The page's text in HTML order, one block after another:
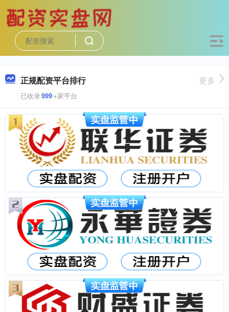
正规配资平台排行
已收录999+家平台
更多